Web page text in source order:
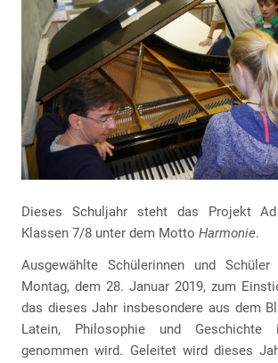
Dieses Schuljahr steht das Projekt
Klassen 7/8 unter dem Motto Harmonie.
Ausgewählte Schülerinnen und
Montag, dem 28. Januar 2019, zum
das dieses Jahr insbesondere aus dem
Latein, Philosophie und Geschichte
genommen wird. Geleitet wird dieses